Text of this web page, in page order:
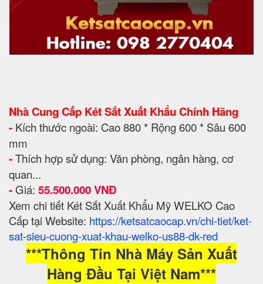
Nhà Cung Cấp Két Sắt Xuất Khẩu Chính Hãng
- Kích thước ngoài: Cao 880 * Rộng 600 * Sâu 600
mm
-Thích hợp sử dụng: Văn phòng, ngân hàng, cơ
quan...
- Giá: 55.500.000 VNĐ
Xem chi tiết Két Sắt Xuất Khẩu Mỹ WELKO Cao
Cấp tại Website: https://ketsatcaocap.vn/chi-tiet/ket-
sat-sieu-cuong-xuat-khau-welko-us88-dk-red
***Thông Tin Nhà Máy Sản Xuất
Hàng Đầu Tại Việt Nam***